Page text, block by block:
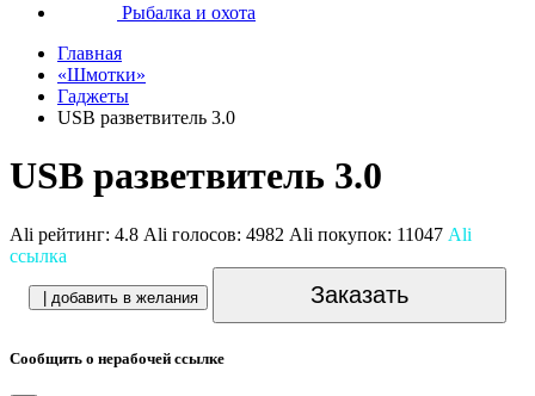
Рыбалка и охота
Главная
«Шмотки»
Гаджеты
USB разветвитель 3.0
USB разветвитель 3.0
Ali рейтинг: 4.8 Ali голосов: 4982 Ali покупок: 11047 Ali
ссылка
| добавить в желания Заказать
Сообщить о нерабочей ссылке